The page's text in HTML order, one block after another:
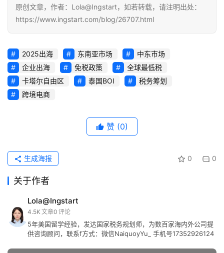
原创文章，作者：Lola@Ingstart，如若转载，请注明出处：
https://www.ingstart.com/blog/26707.html
2025出海 东南亚市场
中东市场
企业出海
免税政策
全球最低税
卡塔尔自由区
泰国BOI
税务筹划
跨境电商
赞 (0)
0 0
生成海报
关于作者
Lola@Ingstart
4.5K 文章0 评论
5年美国留学经验，发达国家税务规划师，为数百家海内外公司提
供咨询顾问，联系f方式：微信NaiquoyYu_ 手机号17352926124